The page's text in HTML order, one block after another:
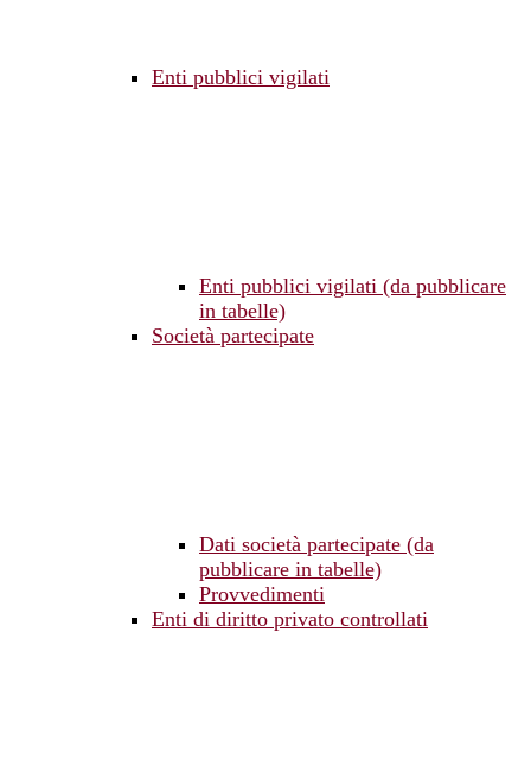
Enti pubblici vigilati
Enti pubblici vigilati (da pubblicare
in tabelle)
Società partecipate
Dati società partecipate (da
pubblicare in tabelle)
Provvedimenti
Enti di diritto privato controllati